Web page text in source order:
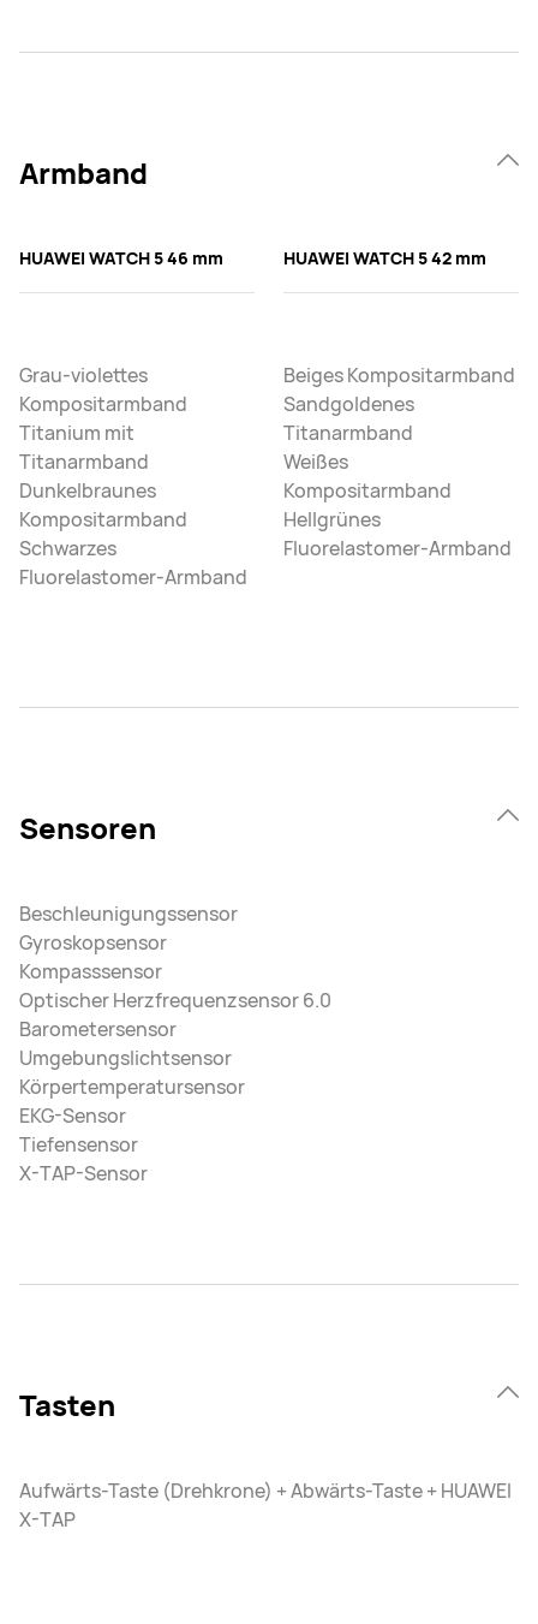
Armband
HUAWEI WATCH 5 46 mm
Grau-violettes
Kompositarmband
Titanium mit
Titanarmband
Dunkelbraunes
Kompositarmband
Schwarzes
Fluorelastomer-Armband
HUAWEI WATCH 5 42 mm
Beiges Kompositarmband
Sandgoldenes
Titanarmband
Weißes
Kompositarmband
Hellgrünes
Fluorelastomer-Armband
Sensoren
Beschleunigungssensor
Gyroskopsensor
Kompasssensor
Optischer Herzfrequenzsensor 6.0
Barometersensor
Umgebungslichtsensor
Körpertemperatursensor
EKG-Sensor
Tiefensensor
X-TAP-Sensor
Tasten
Aufwärts-Taste (Drehkrone) + Abwärts-Taste + HUAWEI
X-TAP